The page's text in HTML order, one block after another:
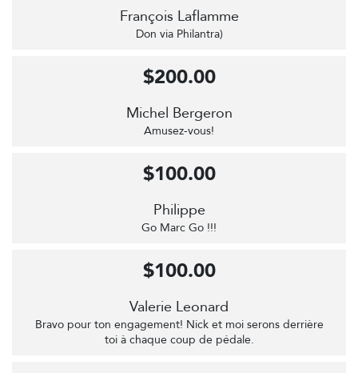
François Laflamme
Don via Philantra)
Michel Bergeron
Amusez-vous!
$200.00
Philippe
Go Marc Go !!!
$100.00
Valerie Leonard
Bravo pour ton engagement! Nick et moi serons derrière
toi à chaque coup de pédale.
$100.00